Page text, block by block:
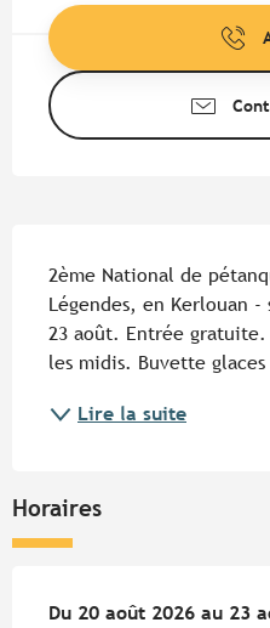
2ème National de
Légendes, en Kerlouan -
23 août. Entrée gratuite.
les midis. Buvette
Lire la suite
Horaires
Du 20 août 2026 au 23
Du 20 août 2026 au 23